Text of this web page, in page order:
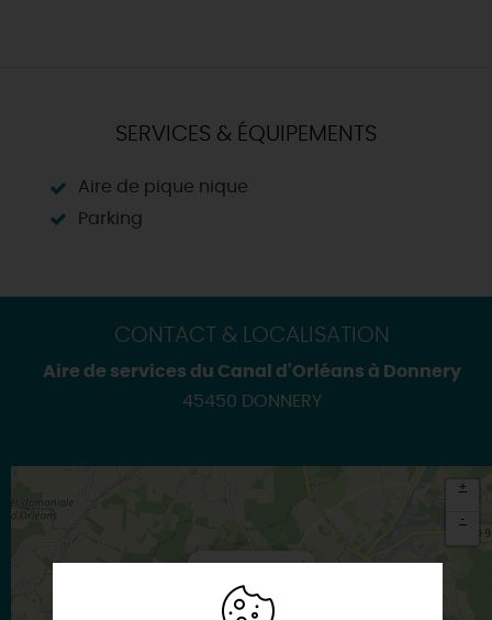
SERVICES & ÉQUIPEMENTS
Aire de pique nique
Parking
CONTACT & LOCALISATION
Aire de services du Canal d'Orléans à Donnery
45450 DONNERY
×
DONNERY
+
-